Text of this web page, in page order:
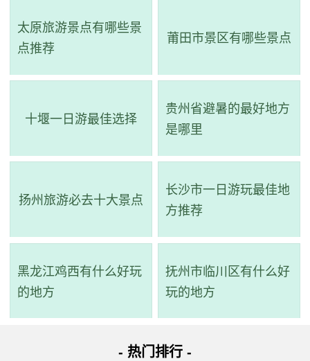
地址：广东省深圳市罗湖区莲塘街道仙湖社区仙湖路160
深圳市中国科学院仙湖植物园位于罗湖区东郊，占地546
公顷，是一座集植物研究、展示、文化休闲等多功能为一体
的风景园林植物园。该植物园不仅是深圳市唯一进行植物学
基础研究和实施植物多样性保护与利用研究工作的机构，同
时在全国范围内也具有影响力。园区内还有多个展馆和花
专业的科普活动。它于2013年被认定为深圳市科研机构。
太原旅游景点有哪些景
点推荐
莆田市景区有哪些景点
十堰一日游最佳选择
贵州省避暑的最好地方
是哪里
扬州旅游必去十大景点
长沙市一日游玩最佳地
方推荐
黑龙江鸡西有什么好玩
的地方
抚州市临川区有什么好
玩的地方
- 热门排行 -